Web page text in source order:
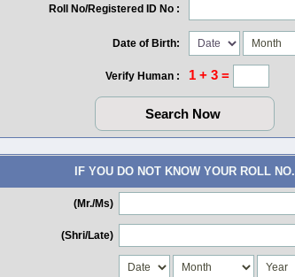
Roll No/Registered ID No :
Date of Birth:
Verify Human : 1 + 3 =
IF YOU DO NOT KNOW YOUR ROLL NO.
(Mr./Ms)
(Shri/Late)